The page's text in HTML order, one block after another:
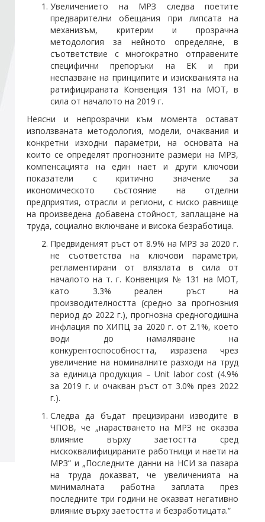
Членове
Стани член
Абонирайте се!
Увеличението на МРЗ следва поетите
предварителни обещания при липсата на
механизъм, критерии и прозрачна
методология за нейното определяне, в
съответствие с многократно отправените
специфични препоръки на ЕК и при
неспазване на принципите и изискванията на
ратифицираната Конвенция 131 на МОТ, в
сила от началото на 2019 г.
Неясни и непрозрачни към момента остават
използваната методология, модели, очаквания и
конкретни изходни параметри, на основата на
които се определят прогнозните размери на МРЗ,
компенсацията на един нает и други ключови
показатели с критично значение за
икономическото състояние на отделни
предприятия, отрасли и региони, с ниско равнище
на произведена добавена стойност, заплащане на
труда, социално включване и висока безработица.
Предвиденият ръст от 8.9% на МРЗ за 2020 г.
не съответства на ключови параметри,
регламентирани от влязлата в сила от
началото на т. г. Конвенция № 131 на МОТ,
като 3.3% реален ръст на
производителността (средно за прогнозния
период до 2022 г.), прогнозна средногодишна
инфлация по ХИПЦ за 2020 г. от 2.1%, което
води до намаляване на
конкурентоспособността, изразена чрез
увеличение на номиналните разходи на труд
за единица продукция – Unit labor cost (4.9%
за 2019 г. и очакван ръст от 3.0% през 2022
г.).
Следва да бъдат прецизирани изводите в
ЧПОВ, че „нарастването на МРЗ не оказва
влияние върху заетостта сред
нискоквалифицираните работници и наети на
МРЗ“ и „Последните данни на НСИ за пазара
на труда доказват, че увеличенията на
минималната работна заплата през
последните три години не оказват негативно
влияние върху заетостта и безработицата.“